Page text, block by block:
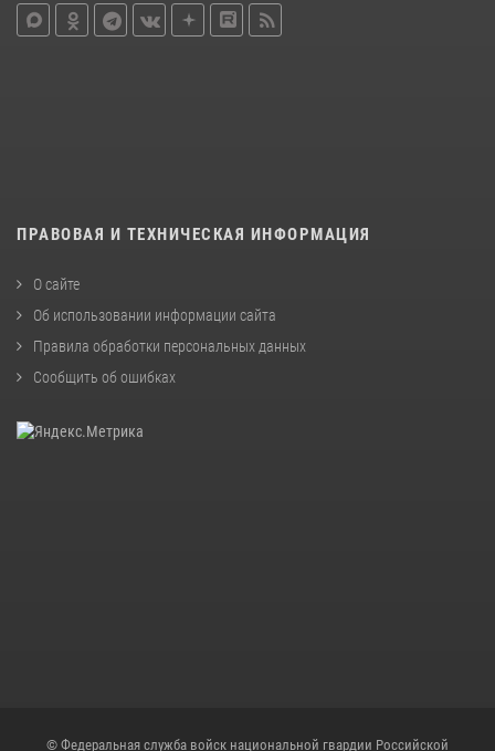
ПРАВОВАЯ И ТЕХНИЧЕСКАЯ ИНФОРМАЦИЯ
О сайте
Об использовании информации сайта
Правила обработки персональных данных
Сообщить об ошибках
© Федеральная служба войск национальной гвардии Российской